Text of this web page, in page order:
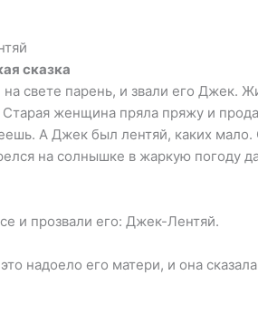
сказка
свете парень, и звали его Джек.
женщина пряла пряжу и
А Джек был лентяй, каких
на солнышке в жаркую погоду
и прозвали его: Джек-Лентяй.
надоело его матери, и она